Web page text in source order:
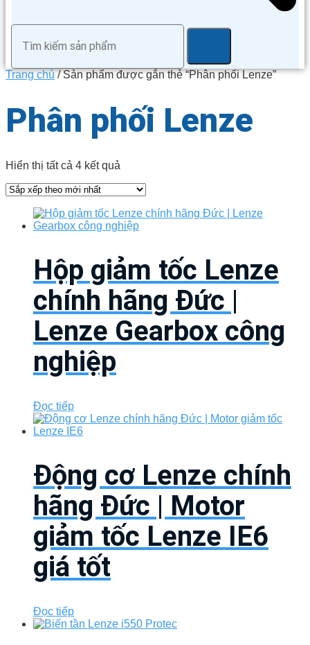
Trang chủ/ Sản phẩm được gắn thẻ “Phân phối Lenze”
Phân phối Lenze
Hiển thị tất cả 4 kết quả
xếp
mới
nhất
Hộp giảm tốc Lenze
chính hãng Đức |
Lenze Gearbox công
nghiệp
Đọc tiếp
Động cơ Lenze chính
hãng Đức | Motor
giảm tốc Lenze IE6
giá tốt
Đọc tiếp